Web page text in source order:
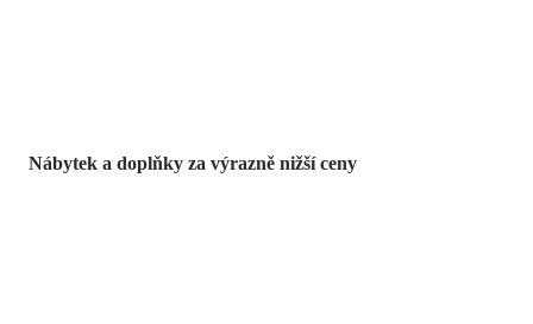
Nábytek a doplňky za výrazně nižší ceny